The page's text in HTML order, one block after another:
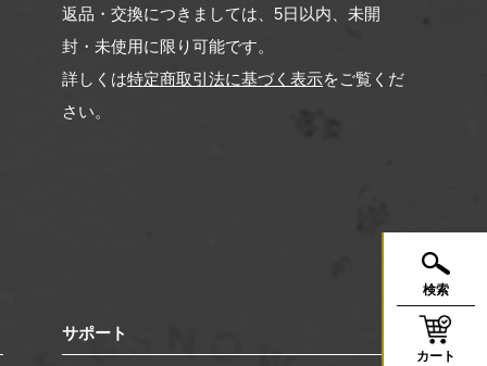
返品・交換につきましては、5日以内、未開
封・未使用に限り可能です。
詳しくは特定商取引法に基づく表示をご覧くだ
さい。
サポート
検索
カート